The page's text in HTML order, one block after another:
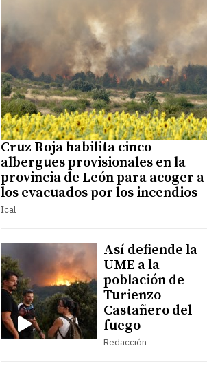
Cruz Roja habilita cinco
albergues provisionales en la
provincia de León para acoger a
los evacuados por los incendios
Ical
Así defiende la
UME a la
población de
Turienzo
Castañero del
fuego
Redacción